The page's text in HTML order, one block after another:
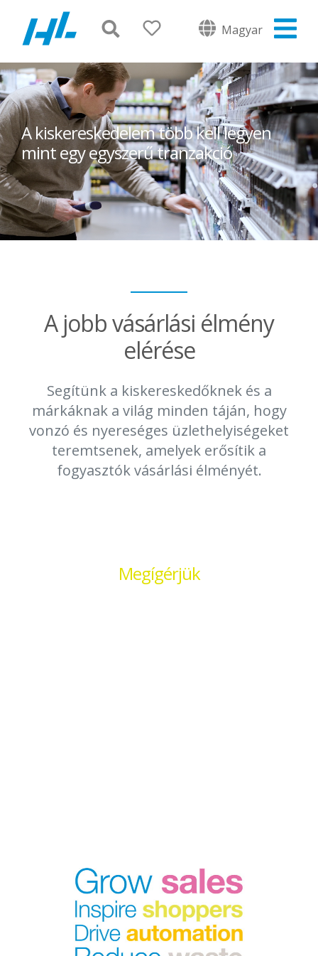
Magyar
A kiskereskedelem több kell legyen
mint egy egyszerű tranzakció
A jobb vásárlási élmény
elérése
Segítünk a kiskereskedőknek és a
márkáknak a világ minden táján, hogy
vonzó és nyereséges üzlethelyiségeket
teremtsenek, amelyek erősítik a
fogyasztók vásárlási élményét.
Megígérjük